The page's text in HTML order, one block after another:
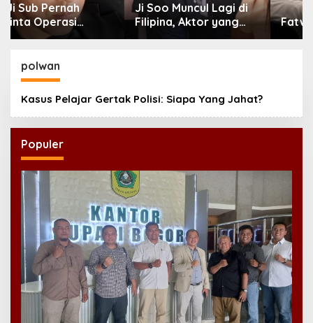
Ji Soo Muncul Lagi di
Filipina, Aktor yang
Hilang dari Korea Kini
Fatwa Haram Nuklir
polwan
Kasus Pelajar Gertak Polisi: Siapa Yang Jahat?
Populer